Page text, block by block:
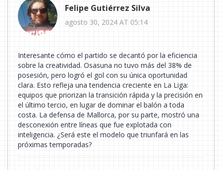
Felipe Gutiérrez Silva
agosto 30, 2024 AT 05:14
Interesante cómo el partido se decantó por la eficiencia
sobre la creatividad. Osasuna no tuvo más del 38% de
posesión, pero logró el gol con su única oportunidad
clara. Esto refleja una tendencia creciente en La Liga:
equipos que priorizan la transición rápida y la precisión en
el último tercio, en lugar de dominar el balón a toda
costa. La defensa de Mallorca, por su parte, mostró una
desconexión entre líneas que fue explotada con
inteligencia. ¿Será este el modelo que triunfará en las
próximas temporadas?